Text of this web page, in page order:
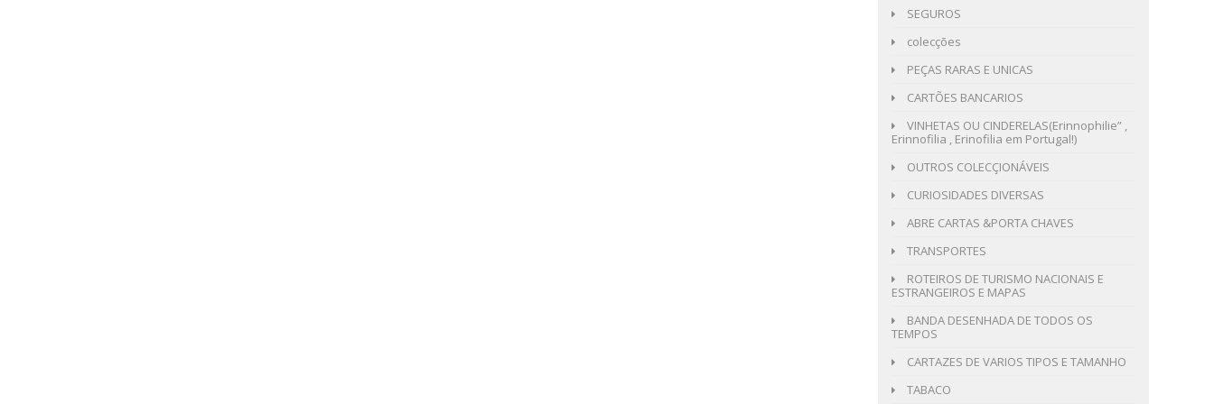
SEGUROS
colecções
PEÇAS RARAS E UNICAS
CARTÕES BANCARIOS
VINHETAS OU CINDERELAS(Erinnophilie” ,
Erinnofilia , Erinofilia em Portugal!)
OUTROS COLECÇIONÁVEIS
CURIOSIDADES DIVERSAS
ABRE CARTAS &PORTA CHAVES
TRANSPORTES
ROTEIROS DE TURISMO NACIONAIS E
ESTRANGEIROS E MAPAS
BANDA DESENHADA DE TODOS OS
TEMPOS
CARTAZES DE VARIOS TIPOS E TAMANHO
TABACO